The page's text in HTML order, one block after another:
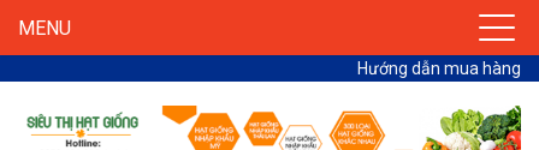
MENU
Hướng dẫn mua hàng